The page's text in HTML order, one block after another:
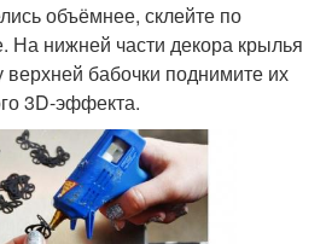
объёмнее, склейте по
На нижней части декора крылья
верхней бабочки поднимите их
3D-эффекта.